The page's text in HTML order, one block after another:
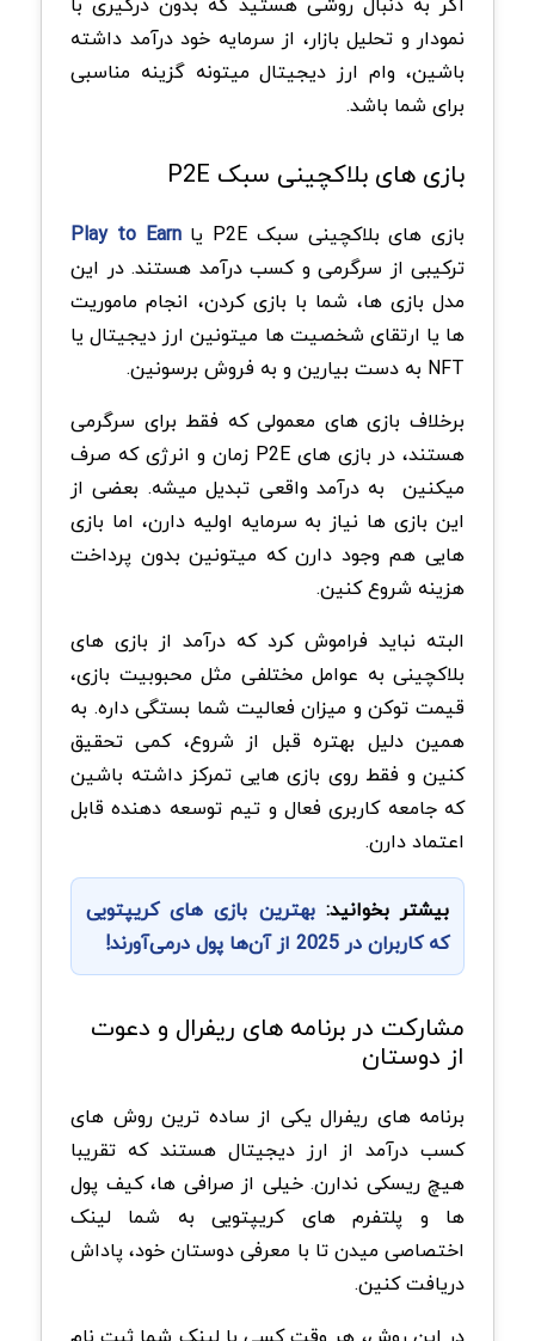
نمودار و تحلیل بازار، از سرمایه خود درآمد داشته
باشین، وام ارز دیجیتال میتونه گزینه مناسبی
برای شما باشد.
بازی های بلاکچینی سبک P2E
بازی های بلاکچینی سبک P2E یا
Play to Earn
ترکیبی از سرگرمی و کسب درآمد هستند. در این
مدل بازی ها، شما با بازی کردن، انجام ماموریت
ها یا ارتقای شخصیت ها میتونین ارز دیجیتال یا
NFT به دست بیارین و به فروش برسونین.
برخلاف بازی های معمولی که فقط برای سرگرمی
هستند، در بازی های P2E زمان و انرژی که صرف
میکنین به درآمد واقعی تبدیل میشه. بعضی از
این بازی ها نیاز به سرمایه اولیه دارن، اما بازی
هایی هم وجود دارن که میتونین بدون پرداخت
هزینه شروع کنین.
البته نباید فراموش کرد که درآمد از بازی های
بلاکچینی به عوامل مختلفی مثل محبوبیت بازی،
قیمت توکن و میزان فعالیت شما بستگی داره. به
همین دلیل بهتره قبل از شروع، کمی تحقیق
کنین و فقط روی بازی هایی تمرکز داشته باشین
که جامعه کاربری فعال و تیم توسعه دهنده قابل
اعتماد دارن.
بیشتر بخوانید:بهترین بازی های کریپتویی
که کاربران در 2025 از آن‌ها پول درمی‌آورند!
مشارکت در برنامه های ریفرال و دعوت
از دوستان
برنامه های ریفرال یکی از ساده ترین روش های
کسب درآمد از ارز دیجیتال هستند که تقریبا
هیچ ریسکی ندارن. خیلی از صرافی ها، کیف پول
ها و پلتفرم های کریپتویی به شما لینک
اختصاصی میدن تا با معرفی دوستان خود، پاداش
دریافت کنین.